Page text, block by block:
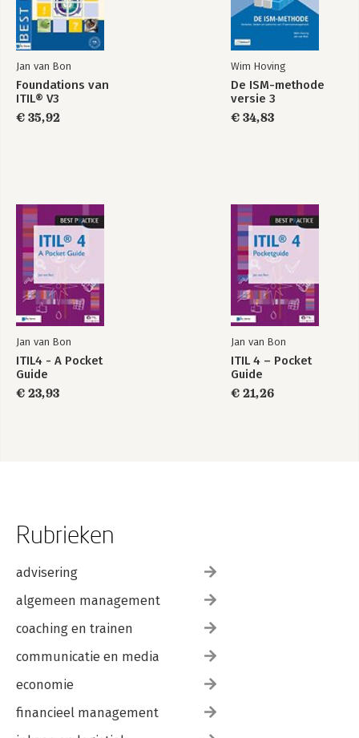
Jan van Bon
Foundations van
ITIL® V3
€ 35,92
Wim Hoving
De ISM-methode
versie 3
€ 34,83
Jan van Bon
ITIL4 - A Pocket
Guide
€ 23,93
Jan van Bon
ITIL 4 – Pocket
Guide
€ 21,26
Rubrieken
advisering
algemeen management
coaching en trainen
communicatie en media
economie
financieel management